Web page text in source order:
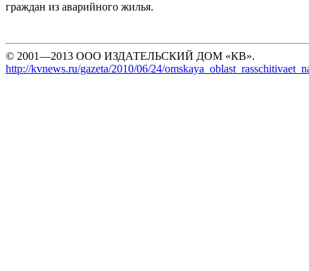
граждан из аварийного жилья.
© 2001—2013 ООО ИЗДАТЕЛЬСКИЙ ДОМ «КВ».
http://kvnews.ru/gazeta/2010/06/24/